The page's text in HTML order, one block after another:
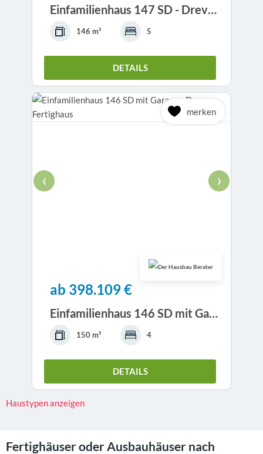
Einfamilienhaus 147 SD - Drevo Fertigbau
146 m² 5
DETAILS
merken
‹ ›
ab 398.109 €
Einfamilienhaus 146 SD mit Garage - Drevo Fertighaus
150 m² 4
DETAILS
Haustypen anzeigen
Fertighäuser oder Ausbauhäuser nach